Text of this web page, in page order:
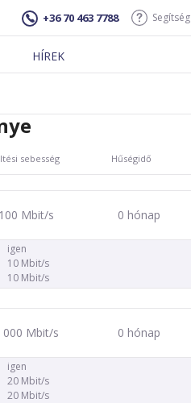
+36 70 463 7788 Segítség
HÍREK
sebesség Hűségidő
100 Mbit/s 0 hónap
igen
10 Mbit/s
10 Mbit/s
000 Mbit/s 0 hónap
igen
20 Mbit/s
20 Mbit/s